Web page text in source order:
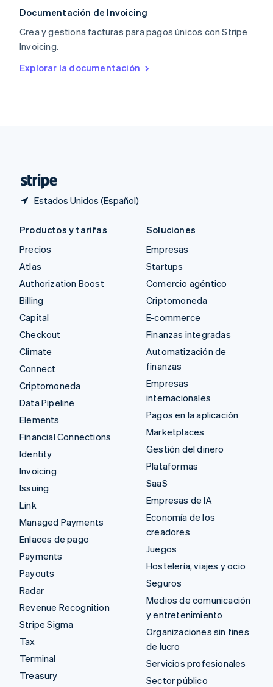
Documentación de Invoicing
Crea y gestiona facturas para pagos únicos con Stripe
Invoicing.
Explorar la documentación
Estados Unidos (Español)
Reino Unido
República Checa
English
English
Productos y tarifas
Precios
Atlas
Authorization Boost
Billing
Capital
Checkout
Climate
Connect
Criptomoneda
Data Pipeline
Elements
Financial Connections
Identity
Invoicing
Issuing
Link
Managed Payments
Enlaces de pago
Payments
Payouts
Radar
Revenue Recognition
Stripe Sigma
Tax
Terminal
Treasury
Soluciones
Empresas
Startups
Comercio agéntico
Criptomoneda
E-commerce
Finanzas integradas
Automatización de
finanzas
Empresas
internacionales
Pagos en la aplicación
Marketplaces
Gestión del dinero
Plataformas
SaaS
Empresas de IA
Economía de los
creadores
Juegos
Hostelería, viajes y ocio
Seguros
Medios de comunicación
y entretenimiento
Organizaciones sin fines
de lucro
Servicios profesionales
Sector público